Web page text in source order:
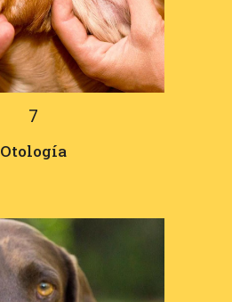
7
Otología